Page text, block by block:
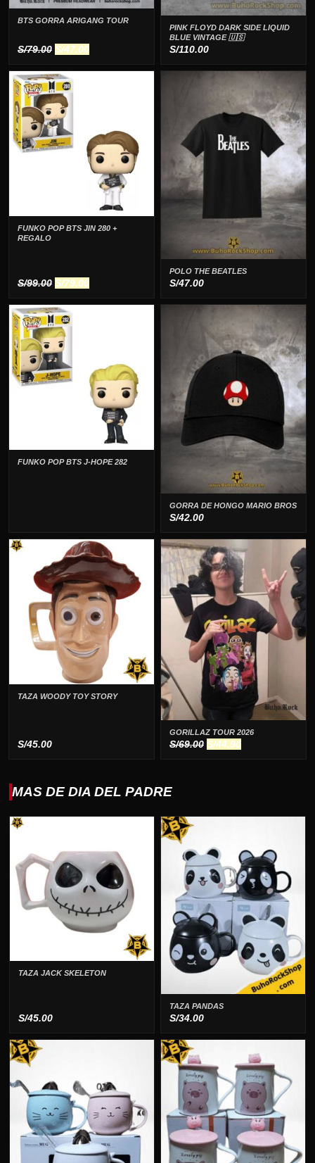
BTS GORRA ARIGANG TOUR
S/79.00 El
original
era:
S/79.00.
S/47.00El
PINK FLOYD DARK SIDE LIQUID
BLUE VINTAGE 🇺🇸
S/110.00
FUNKO POP BTS JIN 280 +
REGALO
S/99.00 El
original
era:
S/99.00.
S/79.00El
POLO THE BEATLES
S/47.00
FUNKO POP BTS J-HOPE 282
GORRA DE HONGO MARIO BROS
S/42.00
TAZA WOODY TOY STORY
S/45.00
GORILLAZ TOUR 2026
S/69.00 El
S/44.90El
MAS DE DIA DEL PADRE
TAZA JACK SKELETON
S/45.00
TAZA PANDAS
S/34.00